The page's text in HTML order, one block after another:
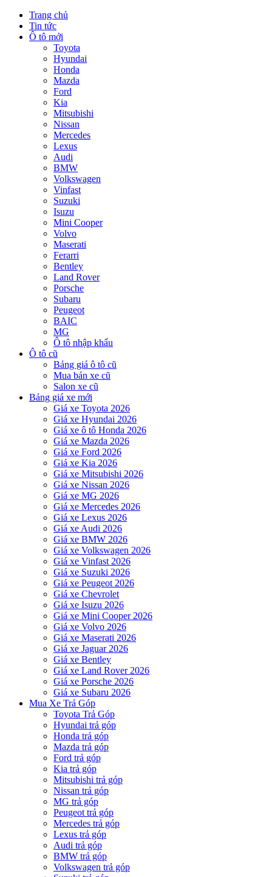
Trang chủ
Tin tức
Ô tô mới
Toyota
Hyundai
Honda
Mazda
Ford
Kia
Mitsubishi
Nissan
Mercedes
Lexus
Audi
BMW
Volkswagen
Vinfast
Suzuki
Isuzu
Mini Cooper
Volvo
Maserati
Ferarri
Bentley
Land Rover
Porsche
Subaru
Peugeot
BAIC
MG
Ô tô nhập khẩu
Ô tô cũ
Bảng giá ô tô cũ
Mua bán xe cũ
Salon xe cũ
Bảng giá xe mới
Giá xe Toyota 2026
Giá xe Hyundai 2026
Giá xe ô tô Honda 2026
Giá xe Mazda 2026
Giá xe Ford 2026
Giá xe Kia 2026
Giá xe Mitsubishi 2026
Giá xe Nissan 2026
Giá xe MG 2026
Giá xe Mercedes 2026
Giá xe Lexus 2026
Giá xe Audi 2026
Giá xe BMW 2026
Giá xe Volkswagen 2026
Giá xe Vinfast 2026
Giá xe Suzuki 2026
Giá xe Peugeot 2026
Giá xe Chevrolet
Giá xe Isuzu 2026
Giá xe Mini Cooper 2026
Giá xe Volvo 2026
Giá xe Maserati 2026
Giá xe Jaguar 2026
Giá xe Bentley
Giá xe Land Rover 2026
Giá xe Porsche 2026
Giá xe Subaru 2026
Mua Xe Trả Góp
Toyota Trả Góp
Hyundai trả góp
Honda trả góp
Mazda trả góp
Ford trả góp
Kia trả góp
Mitsubishi trả góp
Nissan trả góp
MG trả góp
Peugeot trả góp
Mercedes trả góp
Lexus trả góp
Audi trả góp
BMW trả góp
Volkswagen trả góp